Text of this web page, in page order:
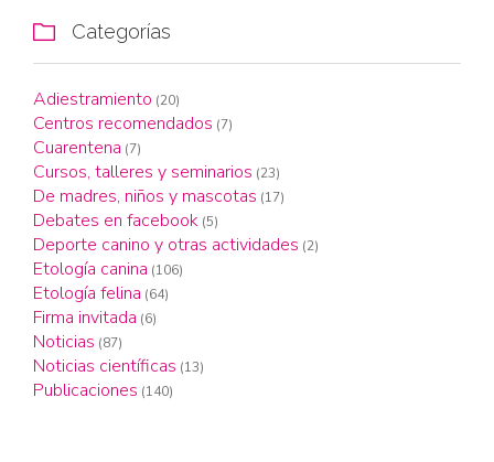
 Categorías
Adiestramiento (20)
Centros recomendados (7)
Cuarentena (7)
Cursos, talleres y seminarios (23)
De madres, niños y mascotas (17)
Debates en facebook (5)
Deporte canino y otras actividades (2)
Etología canina (106)
Etología felina (64)
Firma invitada (6)
Noticias (87)
Noticias científicas (13)
Publicaciones (140)